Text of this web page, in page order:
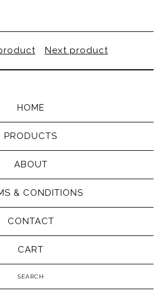
Next product
HOME
PRODUCTS
ABOUT
& CONDITIONS
CONTACT
CART